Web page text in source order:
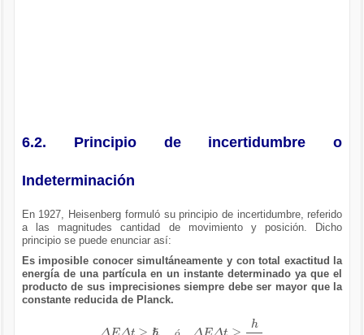
6.2. Principio de incertidumbre o
Indeterminación
En 1927, Heisenberg formuló su principio de incertidumbre, referido
a las magnitudes cantidad de movimiento y posición. Dicho
principio se puede enunciar así:
Es imposible conocer simultáneamente y con total exactitud la
energía de una partícula en un instante determinado ya que el
producto de sus imprecisiones siempre debe ser mayor que la
constante reducida de Planck.
π